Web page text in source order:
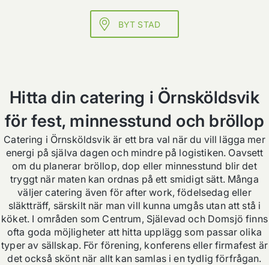
BYT STAD
Hitta din catering i Örnsköldsvik
för fest, minnesstund och bröllop
Catering i Örnsköldsvik är ett bra val när du vill lägga mer
energi på själva dagen och mindre på logistiken. Oavsett
om du planerar bröllop, dop eller minnesstund blir det
tryggt när maten kan ordnas på ett smidigt sätt. Många
väljer catering även för after work, födelsedag eller
släktträff, särskilt när man vill kunna umgås utan att stå i
köket. I områden som Centrum, Själevad och Domsjö finns
ofta goda möjligheter att hitta upplägg som passar olika
typer av sällskap. För förening, konferens eller firmafest är
det också skönt när allt kan samlas i en tydlig förfrågan.